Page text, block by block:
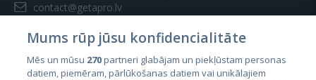
contact@getapro.lv
Mums rūp jūsu konfidencialitāte
Mēs un mūsu 270partneri glabājam un piekļūstam personas
datiem, piemēram, pārlūkošanas datiem vai unikālajiem